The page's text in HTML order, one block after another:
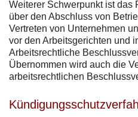
Weiterer Schwerpunkt ist das
über den Abschluss von
Vertreten von Unternehmen
vor den Arbeitsgerichten und
Arbeitsrechtliche
Übernommen wird auch die
arbeitsrechtlichen